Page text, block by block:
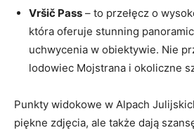
Vršič Pass – to przełęcz o
która oferuje stunning
uchwycenia w obiektywie. Nie
lodowiec Mojstrana i okoliczne
Punkty widokowe w Alpach
piękne zdjęcia, ale także dają